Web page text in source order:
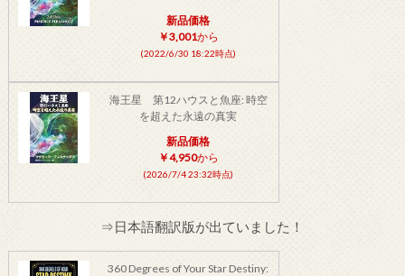
新品価格
￥3,001から
(2022/6/30 18:22時点)
海王星 第12ハウスと魚座: 時空
を超えた永遠の真実
新品価格
￥4,950から
(2026/7/4 23:32時点)
⇒日本語翻訳版が出ていました！
360 Degrees of Your Star Destiny: